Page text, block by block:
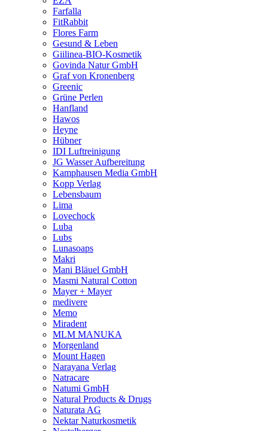
Farfalla
FitRabbit
Flores Farm
Gesund & Leben
Giilinea-BIO-Kosmetik
Govinda Natur GmbH
Graf von Kronenberg
Greenic
Grüne Perlen
Hanfland
Hawos
Heyne
Hübner
IDI Luftreinigung
JG Wasser Aufbereitung
Kamphausen Media GmbH
Kopp Verlag
Lebensbaum
Lima
Lovechock
Luba
Lubs
Lunasoaps
Makri
Mani Bläuel GmbH
Masmi Natural Cotton
Mayer + Mayer
medivere
Memo
Miradent
MLM MANUKA
Morgenland
Mount Hagen
Narayana Verlag
Natracare
Natumi GmbH
Natural Products & Drugs
Naturata AG
Nektar Naturkosmetik